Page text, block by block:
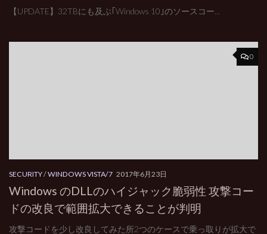
【UPDATE】32TBにも及ぶ｢Windows 10｣のソースコー...
0
SECURITY/WINDOWS VISTA/7 2017年6月23日
Windows のDLLのハイジャック脆弱性 攻撃コー
ドの改良で範囲拡大できることが判明
攻撃コードを少し改良してみた所2つのケースで乗っ取りが拡大で